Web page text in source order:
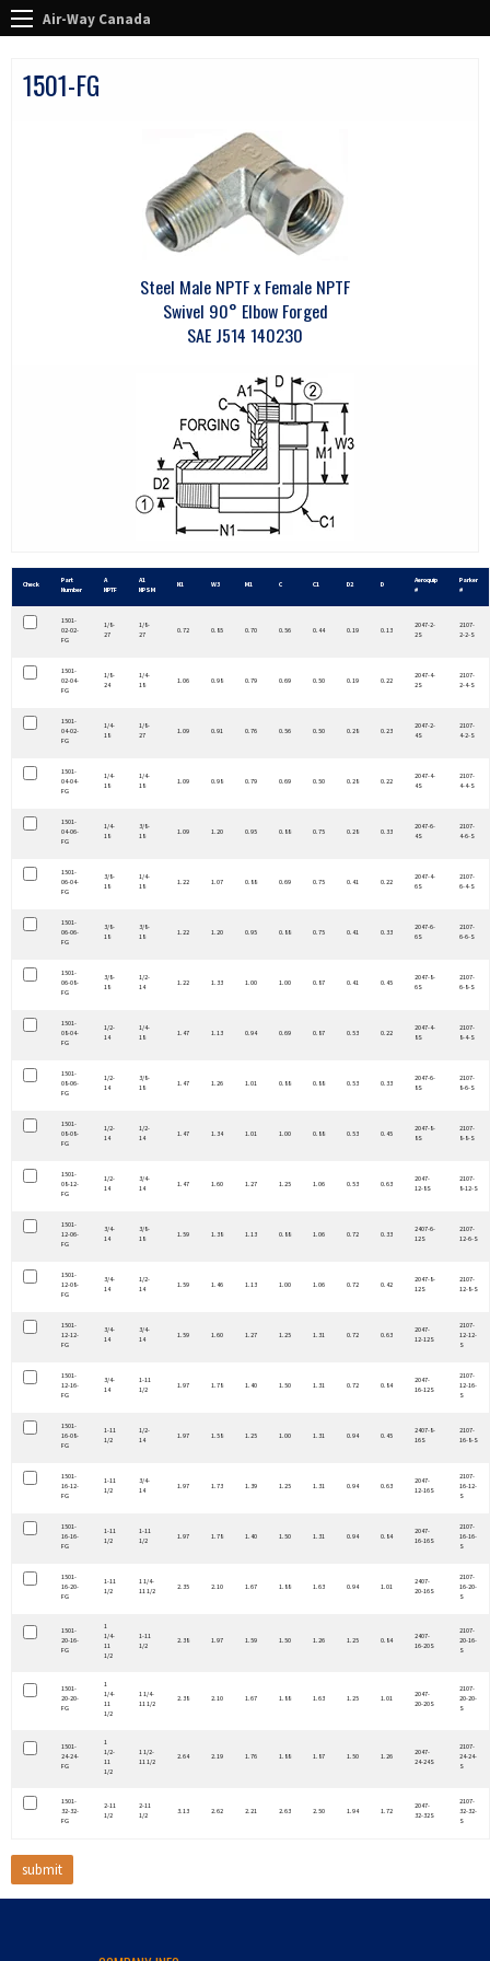
Air-Way Canada
1501-FG
Steel Male NPTF x Female NPTF
Swivel 90° Elbow Forged
SAE J514 140230
Check
Part
Number
A
NPTF
A1
NPSM
N1 W3 M1 C C1 D2 D
Aeroquip
#
Parker
#
1501-
02-02-
FG
1/8-
27
1/8-
27
0.72 0.85 0.70 0.56 0.44 0.19 0.13
2047-2-
2S
2107-
2-2-S
1501-
02-04-
FG
1/8-
24
1/4-
18
1.06 0.98 0.79 0.69 0.50 0.19 0.22
2047-4-
2S
2107-
2-4-S
1501-
04-02-
FG
1/4-
18
1/8-
27
1.09 0.91 0.76 0.56 0.50 0.28 0.23
2047-2-
4S
2107-
4-2-S
1501-
04-04-
FG
1/4-
18
1/4-
18
1.09 0.98 0.79 0.69 0.50 0.28 0.22
2047-4-
4S
2107-
4-4-S
1501-
04-06-
FG
1/4-
18
3/8-
18
1.09 1.20 0.95 0.88 0.75 0.28 0.33
2047-6-
4S
2107-
4-6-S
1501-
06-04-
FG
3/8-
18
1/4-
18
1.22 1.07 0.88 0.69 0.75 0.41 0.22
2047-4-
6S
2107-
6-4-S
1501-
06-06-
FG
3/8-
18
3/8-
18
1.22 1.20 0.95 0.88 0.75 0.41 0.33
2047-6-
6S
2107-
6-6-S
1501-
06-08-
FG
3/8-
18
1/2-
14
1.22 1.33 1.00 1.00 0.87 0.41 0.45
2047-8-
6S
2107-
6-8-S
1501-
08-04-
FG
1/2-
14
1/4-
18
1.47 1.13 0.94 0.69 0.87 0.53 0.22
2047-4-
8S
2107-
8-4-S
1501-
08-06-
FG
1/2-
14
3/8-
18
1.47 1.26 1.01 0.88 0.88 0.53 0.33
2047-6-
8S
2107-
8-6-S
1501-
08-08-
FG
1/2-
14
1/2-
14
1.47 1.34 1.01 1.00 0.88 0.53 0.45
2047-8-
8S
2107-
8-8-S
1501-
08-12-
FG
1/2-
14
3/4-
14
1.47 1.60 1.27 1.25 1.06 0.53 0.63
2047-
12-8S
2107-
8-12-S
1501-
12-06-
FG
3/4-
14
3/8-
18
1.59 1.38 1.13 0.88 1.06 0.72 0.33
2407-6-
12S
2107-
12-6-S
1501-
12-08-
FG
3/4-
14
1/2-
14
1.59 1.46 1.13 1.00 1.06 0.72 0.42
2047-8-
12S
2107-
12-8-S
1501-
12-12-
FG
3/4-
14
3/4-
14
1.59 1.60 1.27 1.25 1.31 0.72 0.63
2047-
12-12S
2107-
12-12-
S
1501-
12-16-
FG
3/4-
14
1-11
1/2
1.97 1.78 1.40 1.50 1.31 0.72 0.84
2047-
16-12S
2107-
12-16-
S
1501-
16-08-
FG
1-11
1/2
1/2-
14
1.97 1.58 1.25 1.00 1.31 0.94 0.45
2407-8-
16S
2107-
16-8-S
1501-
16-12-
FG
1-11
1/2
3/4-
14
1.97 1.73 1.39 1.25 1.31 0.94 0.63
2047-
12-16S
2107-
16-12-
S
1501-
16-16-
FG
1-11
1/2
1-11
1/2
1.97 1.78 1.40 1.50 1.31 0.94 0.84
2047-
16-16S
2107-
16-16-
S
1501-
16-20-
FG
1-11
1/2
1 1/4-
11 1/2
2.35 2.10 1.67 1.88 1.63 0.94 1.01
2407-
20-16S
2107-
16-20-
S
1501-
20-16-
FG
1
1/4-
11
1/2
1-11
1/2
2.38 1.97 1.59 1.50 1.26 1.25 0.84
2407-
16-20S
2107-
20-16-
S
1501-
20-20-
FG
1
1/4-
11
1/2
1 1/4-
11 1/2
2.38 2.10 1.67 1.88 1.63 1.25 1.01
2047-
20-20S
2107-
20-20-
S
1501-
24-24-
FG
1
1/2-
11
1/2
1 1/2-
11 1/2
2.64 2.19 1.76 1.88 1.87 1.50 1.26
2047-
24-24S
2107-
24-24-
S
1501-
32-32-
FG
2-11
1/2
2-11
1/2
3.13 2.62 2.21 2.63 2.50 1.94 1.72
2047-
32-32S
2107-
32-32-
S